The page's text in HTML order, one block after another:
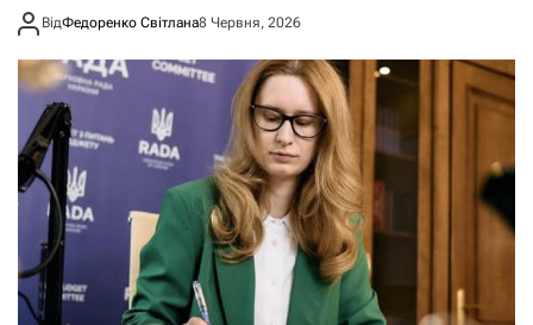
ВідФедоренко Світлана8 Червня, 2026